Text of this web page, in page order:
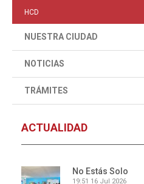
HCD
NUESTRA CIUDAD
NOTICIAS
TRÁMITES
ACTUALIDAD
No Estás Solo
19:51 16 Jul 2026